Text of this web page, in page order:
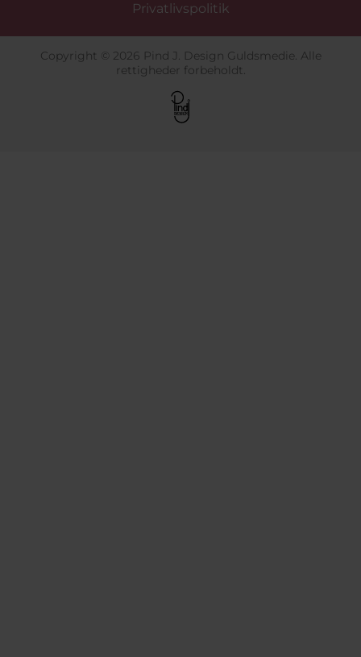
Privatlivspolitik
Copyright © 2026 Pind J. Design Guldsmedie. Alle
rettigheder forbeholdt.